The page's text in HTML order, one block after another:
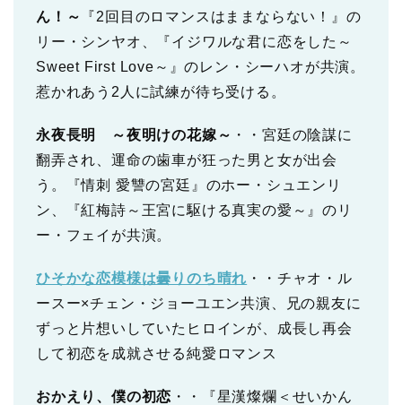
ん！～
『2回目のロマンスはままならない！』の
リー・シンヤオ、『イジワルな君に恋をした～
Sweet First Love～』のレン・シーハオが共演。
惹かれあう2人に試練が待ち受ける。
永夜長明 ～夜明けの花嫁～ ・・宮廷の陰謀に
翻弄され、運命の歯車が狂った男と女が出会
う。『情刺 愛讐の宮廷』のホー・シュエンリ
ン、『紅梅詩～王宮に駆ける真実の愛～』のリ
ー・フェイが共演。
ひそかな恋模様は曇りのち晴れ ・・チャオ・ル
ースー×チェン・ジョーユエン共演、兄の親友に
ずっと片想いしていたヒロインが、成長し再会
して初恋を成就させる純愛ロマンス
おかえり、僕の初恋 ・・『星漢燦爛＜せいかん